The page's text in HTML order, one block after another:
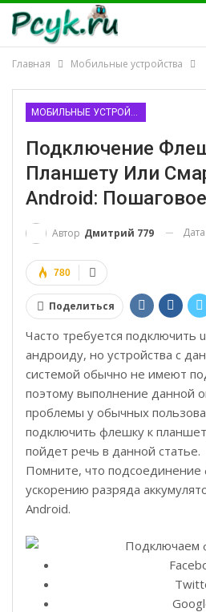
Главная Мобильные устройства
МОБИЛЬНЫЕ УСТРОЙСТВА
Подключение
Планшету Или
Android:
Автор Дмитрий 779 Дата
780
Поделиться
Часто требуется подключить
андроиду, но устройства с
системой обычно не имеют
поэтому выполнение данной
проблемы у обычных
подключить флешку к
пойдет речь в данной статье.
Помните, что
ускорению разряда
Android.